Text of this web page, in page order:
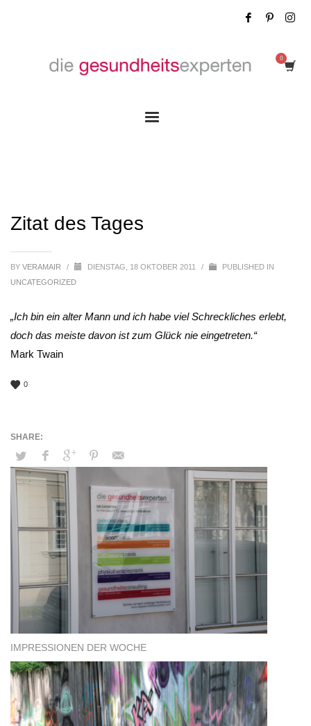
Zitat des Tages
BY VERAMAIR / DIENSTAG, 18 OKTOBER 2011 /
PUBLISHED IN
UNCATEGORIZED
„Ich bin ein alter Mann und ich habe viel Schreckliches erlebt,
doch das meiste davon ist zum Glück nie eingetreten.“
Mark Twain
0
IMPRESSIONEN DER WOCHE